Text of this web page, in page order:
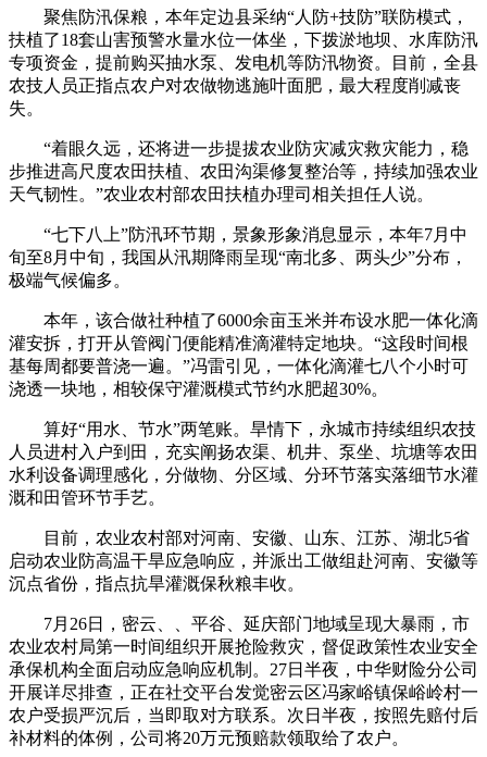
聚焦防汛保粮，本年定边县采纳“人防+技防”联防模式，
扶植了18套山害预警水量水位一体坐，下拨淤地坝、水库防汛
专项资金，提前购买抽水泵、发电机等防汛物资。目前，全县
农技人员正指点农户对农做物逃施叶面肥，最大程度削减丧
失。
“着眼久远，还将进一步提拔农业防灾减灾救灾能力，稳
步推进高尺度农田扶植、农田沟渠修复整治等，持续加强农业
天气韧性。”农业农村部农田扶植办理司相关担任人说。
“七下八上”防汛环节期，景象形象消息显示，本年7月中
旬至8月中旬，我国从汛期降雨呈现“南北多、两头少”分布，
极端气候偏多。
本年，该合做社种植了6000余亩玉米并布设水肥一体化滴
灌安拆，打开从管阀门便能精准滴灌特定地块。“这段时间根
基每周都要普浇一遍。”冯雷引见，一体化滴灌七八个小时可
浇透一块地，相较保守灌溉模式节约水肥超30%。
算好“用水、节水”两笔账。旱情下，永城市持续组织农技
人员进村入户到田，充实阐扬农渠、机井、泵坐、坑塘等农田
水利设备调理感化，分做物、分区域、分环节落实落细节水灌
溉和田管环节手艺。
目前，农业农村部对河南、安徽、山东、江苏、湖北5省
启动农业防高温干旱应急响应，并派出工做组赴河南、安徽等
沉点省份，指点抗旱灌溉保秋粮丰收。
7月26日，密云、、平谷、延庆部门地域呈现大暴雨，市
农业农村局第一时间组织开展抢险救灾，督促政策性农业安全
承保机构全面启动应急响应机制。27日半夜，中华财险分公司
开展详尽排查，正在社交平台发觉密云区冯家峪镇保峪岭村一
农户受损严沉后，当即取对方联系。次日半夜，按照先赔付后
补材料的体例，公司将20万元预赔款领取给了农户。